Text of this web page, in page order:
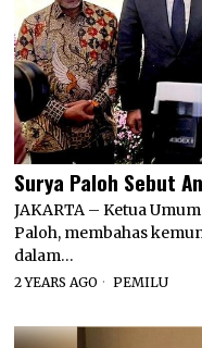
Surya Paloh Sebut
JAKARTA – Ketua
Paloh, membahas
dalam…
2 YEARS AGO PEMILU